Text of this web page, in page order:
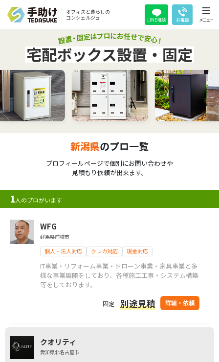
オフィスと暮らしの
コンシェルジュ
LINE相談 お電話 メニュー
宅配ボックス設置・固定
新潟県のプロ一覧
プロフィールページで個別にお問い合わせや
見積もり依頼が出来ます。
1人のプロがいます
WFG
群馬県前橋市
個人・法人対応 クレカ対応 現金対応
IT事業・リフォーム事業・ドローン事業・家具事業と多
様な事業展開をしており、各種施工工事・システム構築
等をしております。
固定 別途見積 詳細・依頼
クオリティ
愛知県北名古屋市